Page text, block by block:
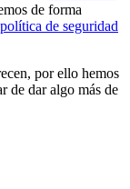
de forma
de seguridad
por ello hemos
de dar algo más de